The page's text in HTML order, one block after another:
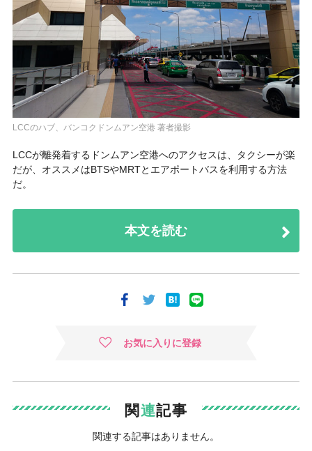
LCCのハブ、バンコクドンムアン空港 著者撮影
LCCが離発着するドンムアン空港へのアクセスは、タクシーが楽
だが、オススメはBTSやMRTとエアポートバスを利用する方法
だ。
本文を読む
お気に入りに登録
関連記事
関連する記事はありません。